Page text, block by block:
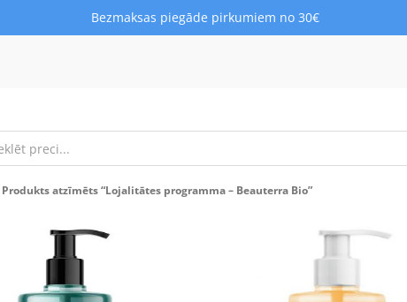
Bezmaksas piegāde pirkumiem no 30€
Produkts atzīmēts “Lojalitātes programma – Beauterra Bio”